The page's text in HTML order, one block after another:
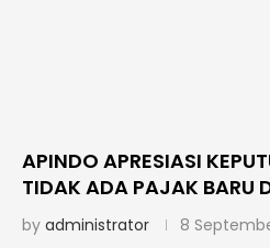
APINDO APRESIASI
TIDAK ADA PAJAK BARU
by administrator 8